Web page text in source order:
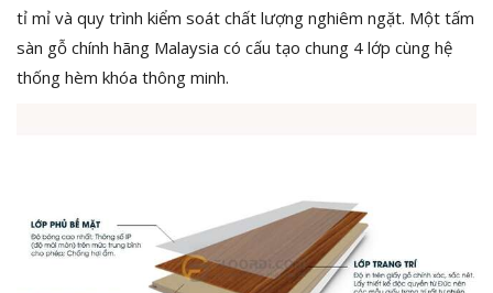
tỉ mỉ và quy trình kiểm soát chất lượng nghiêm ngặt. Một tấm
sàn gỗ chính hãng Malaysia có cấu tạo chung 4 lớp cùng hệ
thống hèm khóa thông minh.